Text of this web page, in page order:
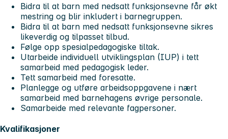
Bidra til at barn med nedsatt funksjonsevne får økt
mestring og blir inkludert i barnegruppen.
Bidra til at barn med nedsatt funksjonsevne sikres
likeverdig og tilpasset tilbud.
Følge opp spesialpedagogiske tiltak.
Utarbeide individuell utviklingsplan (IUP) i tett
samarbeid med pedagogisk leder.
Tett samarbeid med foresatte.
Planlegge og utføre arbeidsoppgavene i nært
samarbeid med barnehagens øvrige personale.
Samarbeide med relevante fagpersoner.
Kvalifikasjoner